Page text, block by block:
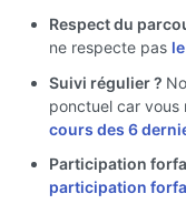
Respect du
ne respecte pas
Suivi régulier ?
ponctuel car vous
cours des 6
Participation
participation